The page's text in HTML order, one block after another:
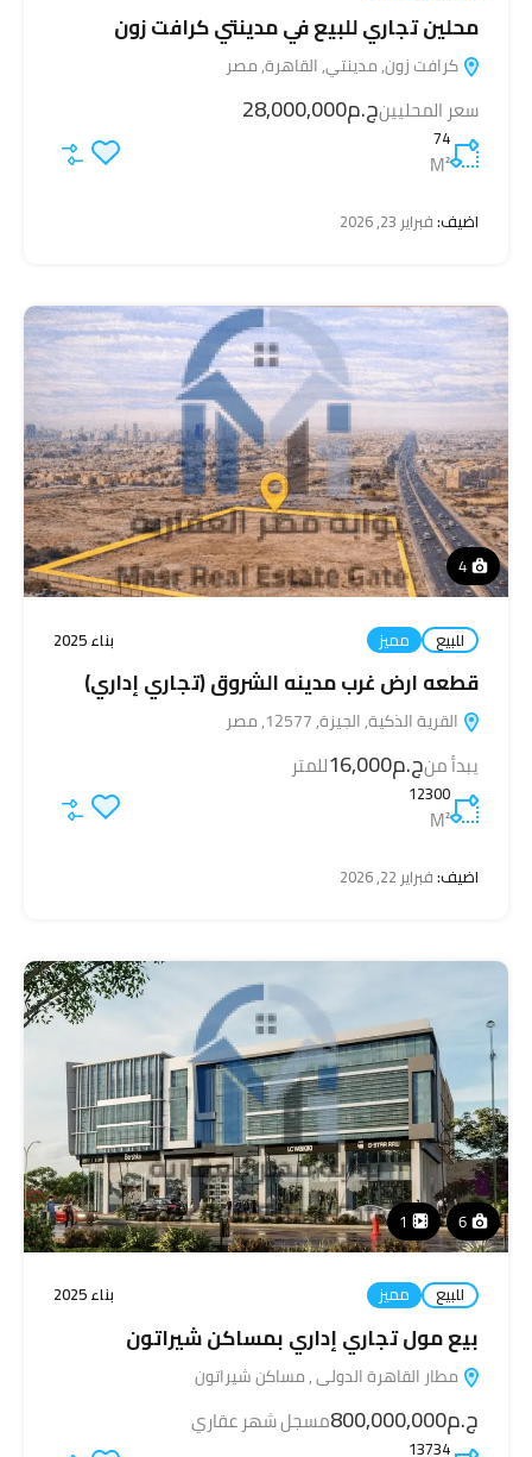
محلين تجاري للبيع في مدينتي كرافت زون
كرافت زون, مدينتي, القاهرة, مصر
سعر المحليينج.م28,000,000
74
M²
اضيف:فبراير 23, 2026
4
للبيع مميز بناء 2025
قطعه ارض غرب مدينه الشروق (تجاري إداري)
القرية الذكية, الجيزة, 12577, مصر
يبدأ منج.م16,000 للمتر
12300
M²
اضيف:فبراير 22, 2026
6
1
للبيع مميز بناء 2025
بيع مول تجاري إداري بمساكن شيراتون
مطار القاهرة الدولى , مساكن شيراتون
ج.م800,000,000 مسجل شهر عقاري
13734